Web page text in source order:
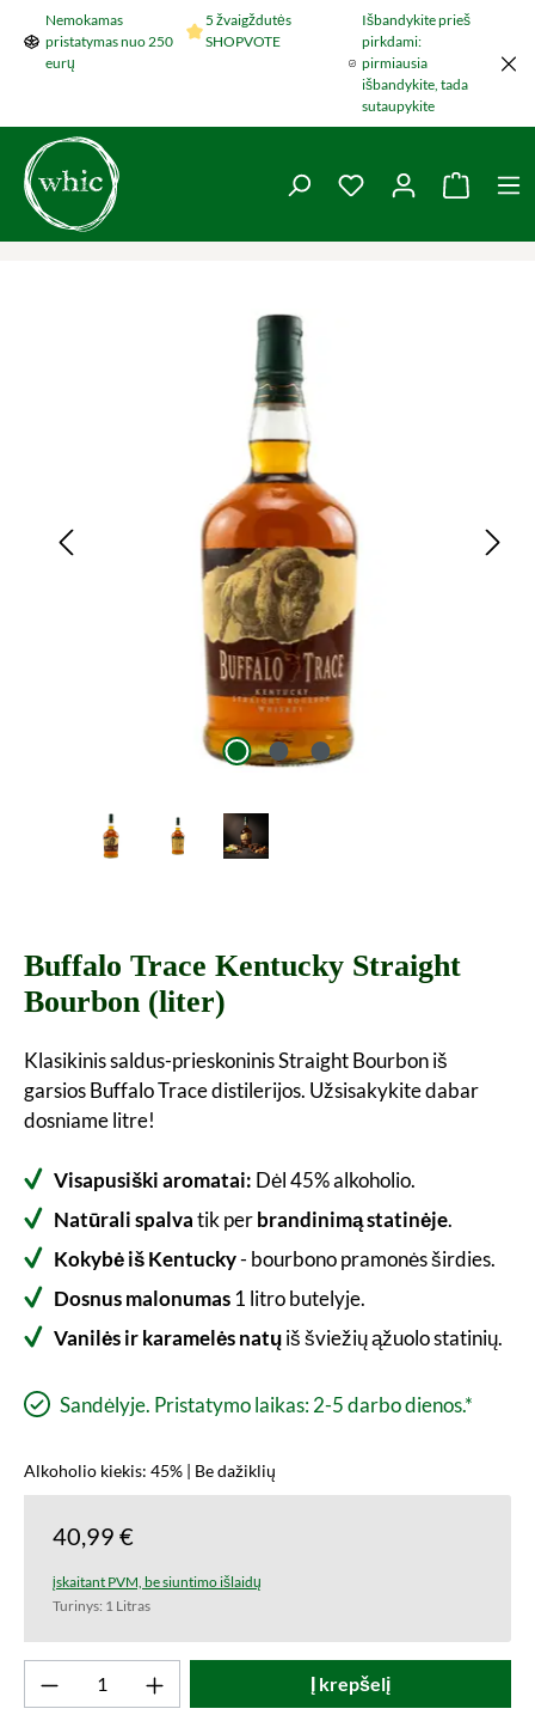
Šokti į pagrindinį turinį
Nemokamas
pristatymas nuo 250
eurų
5 žvaigždutės
SHOPVOTE
Išbandykite prieš
pirkdami:
pirmiausia
išbandykite, tada
sutaupykite
You have 0 wishlist
Praleisti nuotraukų galeriją
Buffalo Trace Kentucky Straight
Bourbon (liter)
Klasikinis saldus-prieskoninis Straight Bourbon iš
garsios Buffalo Trace distilerijos. Užsisakykite dabar
dosniame litre!
Visapusiški aromatai: Dėl 45% alkoholio.
Natūrali spalvatik perbrandinimą statinėje.
Kokybė iš Kentucky- bourbono pramonės širdies.
Dosnus malonumas1 litro butelyje.
Vanilės ir karamelės natųiš šviežių ąžuolo statinių.
Sandėlyje. Pristatymo laikas: 2-5 darbo dienos.*
Alkoholio kiekis: 45% | Be dažiklių
40,99 €
įskaitant PVM, be siuntimo išlaidų
Turinys: 1 Litras
Produkto kiekis: Įveskite norimą vertę
Į krepšelį